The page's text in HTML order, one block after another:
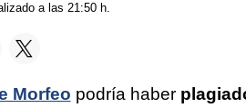
a las 21:50 h.
Morfeo podría haber